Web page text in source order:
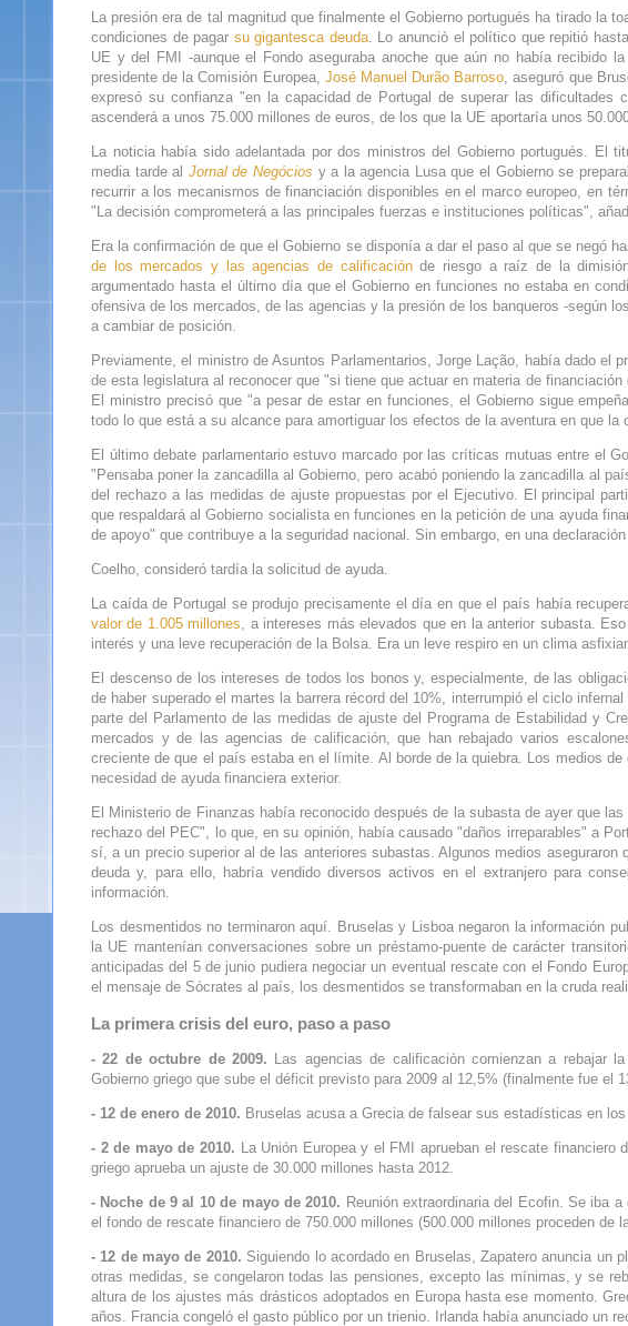
La presión era de tal magnitud que finalmente el Gobierno portugués ha tirado la
condiciones de pagar su gigantesca deuda. Lo anunció el político que repitió
UE y del FMI -aunque el Fondo aseguraba anoche que aún no había recibido la
presidente de la Comisión Europea, José Manuel Durão Barroso , aseguró que
expresó su confianza "en la capacidad de Portugal de superar las
ascenderá a unos 75.000 millones de euros, de los que la UE aportaría unos
La noticia había sido adelantada por dos ministros del Gobierno portugués. El
media tarde al Jornal de Negócios y a la agencia Lusa que el Gobierno se
recurrir a los mecanismos de financiación disponibles en el marco europeo, en
"La decisión comprometerá a las principales fuerzas e instituciones políticas",
Era la confirmación de que el Gobierno se disponía a dar el paso al que se negó
de los mercados y las agencias de calificaciónde riesgo a raíz de la
argumentado hasta el último día que el Gobierno en funciones no estaba en
ofensiva de los mercados, de las agencias y la presión de los banqueros -según
a cambiar de posición.
Previamente, el ministro de Asuntos Parlamentarios, Jorge Lação, había dado el
de esta legislatura al reconocer que "si tiene que actuar en materia de
El ministro precisó que "a pesar de estar en funciones, el Gobierno sigue
todo lo que está a su alcance para amortiguar los efectos de la aventura en que la
El último debate parlamentario estuvo marcado por las críticas mutuas entre el
"Pensaba poner la zancadilla al Gobierno, pero acabó poniendo la zancadilla al
del rechazo a las medidas de ajuste propuestas por el Ejecutivo. El principal
que respaldará al Gobierno socialista en funciones en la petición de una ayuda
de apoyo" que contribuye a la seguridad nacional. Sin embargo, en una
Coelho, consideró tardía la solicitud de ayuda.
La caída de Portugal se produjo precisamente el día en que el país había
valor de 1.005 millones , a intereses más elevados que en la anterior subasta.
interés y una leve recuperación de la Bolsa. Era un leve respiro en un clima
El descenso de los intereses de todos los bonos y, especialmente, de las
de haber superado el martes la barrera récord del 10%, interrumpió el ciclo
parte del Parlamento de las medidas de ajuste del Programa de Estabilidad y
mercados y de las agencias de calificación, que han rebajado varios
creciente de que el país estaba en el límite. Al borde de la quiebra. Los medios
necesidad de ayuda financiera exterior.
El Ministerio de Finanzas había reconocido después de la subasta de ayer que
rechazo del PEC", lo que, en su opinión, había causado "daños irreparables" a
sí, a un precio superior al de las anteriores subastas. Algunos medios
deuda y, para ello, habría vendido diversos activos en el extranjero para
información.
Los desmentidos no terminaron aquí. Bruselas y Lisboa negaron la información
la UE mantenían conversaciones sobre un préstamo-puente de carácter
anticipadas del 5 de junio pudiera negociar un eventual rescate con el Fondo
el mensaje de Sócrates al país, los desmentidos se transformaban en la cruda
La primera crisis del euro, paso a paso
- 22 de octubre de 2009. Las agencias de calificación comienzan a rebajar
Gobierno griego que sube el déficit previsto para 2009 al 12,5% (finalmente fue el
- 12 de enero de 2010. Bruselas acusa a Grecia de falsear sus estadísticas en
- 2 de mayo de 2010. La Unión Europea y el FMI aprueban el rescate financiero
griego aprueba un ajuste de 30.000 millones hasta 2012.
- Noche de 9 al 10 de mayo de 2010. Reunión extraordinaria del Ecofin. Se iba
el fondo de rescate financiero de 750.000 millones (500.000 millones proceden de
- 12 de mayo de 2010. Siguiendo lo acordado en Bruselas, Zapatero anuncia un
otras medidas, se congelaron todas las pensiones, excepto las mínimas, y se
altura de los ajustes más drásticos adoptados en Europa hasta ese momento.
años. Francia congeló el gasto público por un trienio. Irlanda había anunciado un